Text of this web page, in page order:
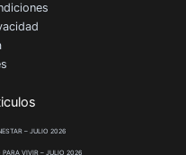
– JULIO 2026
PARA VIVIR – JULIO 2026